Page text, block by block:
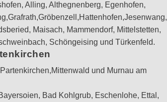
Alling, Althegnenberg, Egenhofen,
Maisach, Mammendorf, Mittelstetten,
Schöngeising und Türkenfeld.
und Murnau am
Bad Kohlgrub, Eschenlohe, Ettal,